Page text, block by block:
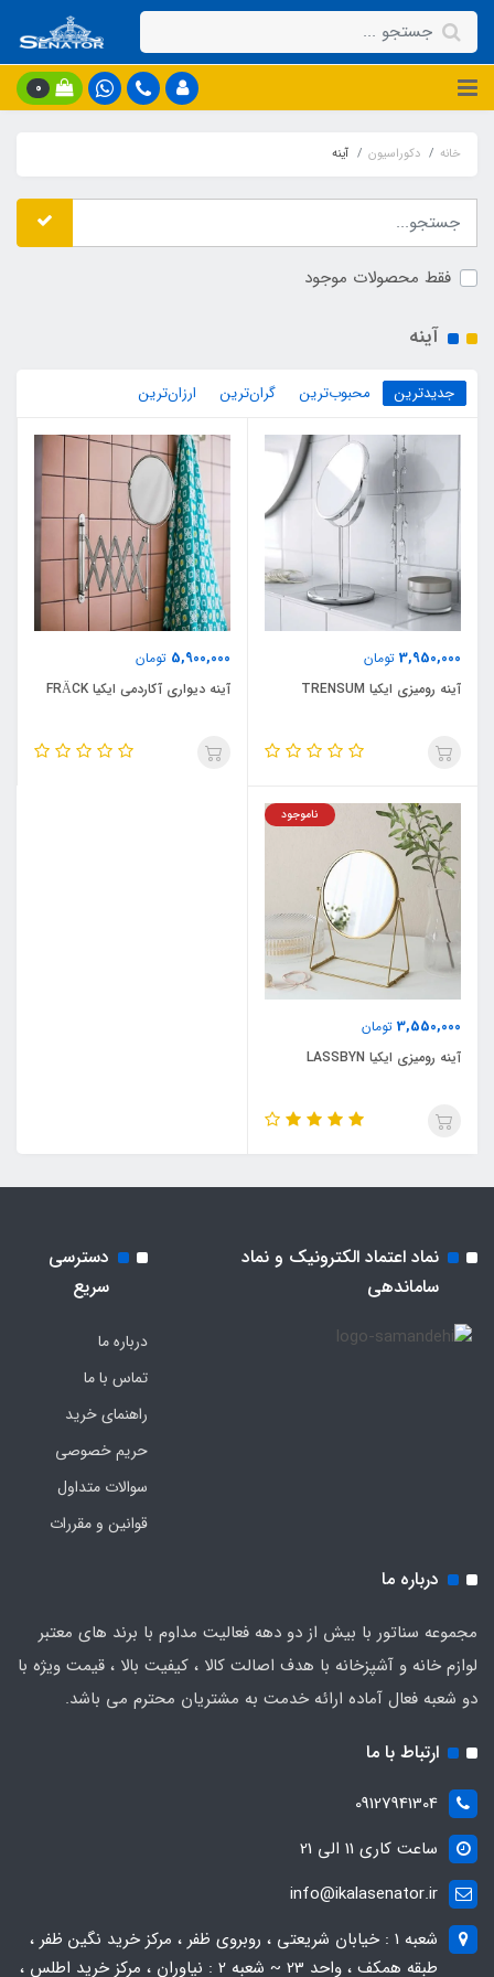
0
خانه دکوراسیون آینه
فقط محصولات موجود
آینه
جدیدترین محبوب‌ترین گران‌ترین ارزان‌ترین
3,950,000 تومان
آینه رومیزی ایکیا TRENSUM
5,900,000 تومان
آینه دیواری آکاردمی ایکیا FRÄCK
3,550,000 تومان
ناموجود
آینه رومیزی ایکیا LASSBYN
نماد اعتماد الکترونیک و نماد
ساماندهی
دسترسی
سریع
درباره ما
تماس با ما
راهنمای خرید
حریم خصوصی
سوالات متداول
قوانین و مقررات
درباره ما
مجموعه سناتور با بیش از دو دهه فعالیت مداوم با برند های معتبر
لوازم خانه و آشپزخانه با هدف اصالت کالا ، کیفیت بالا ، قیمت ویژه با
دو شعبه فعال آماده ارائه خدمت به مشتریان محترم می باشد.
ارتباط با ما
09127941304
ساعت کاری 11 الی 21
info@ikalasenator.ir
شعبه 1 : خیابان شریعتی ، روبروی ظفر ، مرکز خرید نگین ظفر ،
طبقه همکف ، واحد 23 ~ شعبه 2 : نیاوران ، مرکز خرید اطلس ،